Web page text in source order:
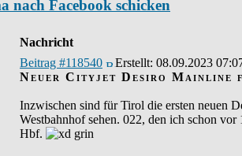
Nachricht
Beitrag #118540 Erstellt: 08.09.2023
Neuer Cityjet Desiro
Inzwischen sind für Tirol die ersten neuen
Westbahnhof sehen. 022, den ich schon
Hbf.